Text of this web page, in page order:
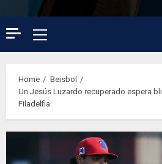
Primary
Menu
Home
Beisbol
Un Jesús Luzardo recuperado espera
Filadelfia